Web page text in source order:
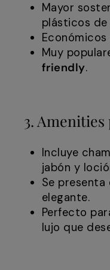
Mayor
plásticos de
Muy
friendly.
3.
Incluye
jabón y
Se presenta
elegante.
Perfecto
lujo que